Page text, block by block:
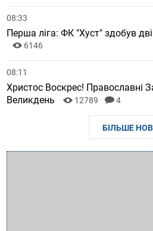
08:33
Перша ліга: ФК "Хуст" здобув
6146
08:11
Христос Воскрес! Православні
Великдень
12789 4
БІЛЬШЕ